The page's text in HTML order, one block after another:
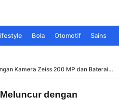
Bola Otomotif Sains
Kamera Zeiss 200 MP dan Baterai
dengan